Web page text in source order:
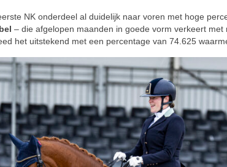
NK onderdeel al duidelijk naar voren met hoge
– die afgelopen maanden in goede vorm verkeert
het uitstekend met een percentage van 74.625